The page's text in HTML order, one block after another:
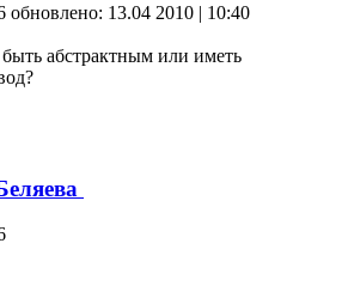
обновлено: 13.04 2010 | 10:40
абстрактным или иметь